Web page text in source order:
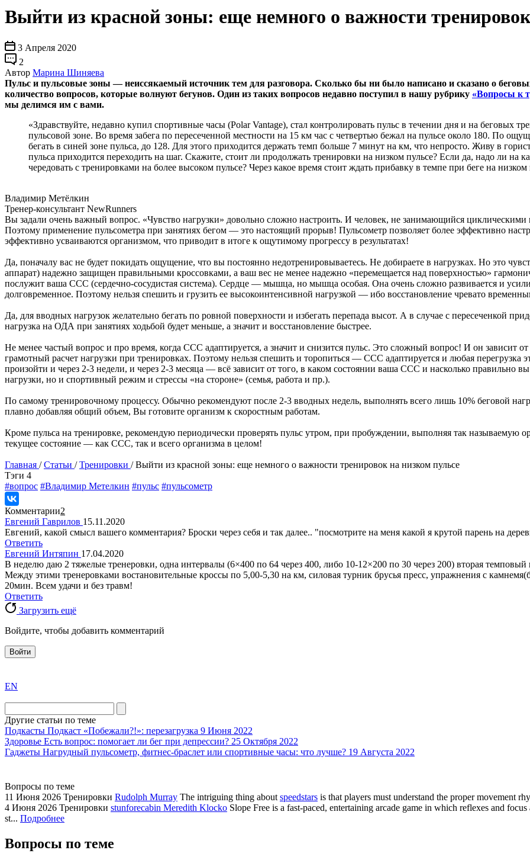
Выйти из красной зоны: еще немного о важности
3 Апреля 2020
2
Автор Марина Шиняева
Пульс и пульсовые зоны — неиссякаемый источник тем для разговора. Сколько бы ни было написано и сказано о
количество вопросов, которые волнуют бегунов. Один из таких вопросов недавно поступил в нашу рубрику «Вопросы к
мы делимся им с вами.
«Здравствуйте, недавно купил спортивные часы (Polar Vantage), стал контролировать пульс в течении дня и на беговых
пульсовой зоне. Во время забега по пересеченной местности на 15 км час с четвертью бежал на пульсе около 180. По
бегать в синей зоне пульса, до 128. Для этого приходится держать темп больше 7 минут на км, что непросто. Живу в
пульса приходится переходить на шаг. Скажите, стоит ли продолжать тренировки на низком пульсе? Если да, надо ли на
чередовать с тренировками на более высоком пульсе? Через какое время стоит ждать прибавку в темпе при беге на низком
Владимир Метёлкин
Тренер-консультант NewRunners
Вы задали очень важный вопрос. «Чувство нагрузки» довольно сложно настроить. И человек, не занимающийся циклическими
Поэтому применение пульсометра при занятиях бегом — это настоящий прорыв! Пульсометр позволяет более эффективно
эффективно усваиваются организмом, что приводит в итоге к ощутимому прогрессу в результатах!
Да, поначалу вас не будет покидать ощущение, что вы постоянно недотренировываетесь. Не добираете в нагрузках. Но это
аппарат) надежно защищен правильными кроссовками, а ваш вес не менее надежно «перемещается над поверхностью»
послужит ваша ССС (сердечно-сосудистая система). Сердце — мышца, но мышца особая. Она очень сложно развивается и
долговременное. Поэтому нельзя спешить и грузить ее высокоинтенсивной нагрузкой — ибо восстановление чревато
Да, для вводных нагрузок желательно бегать по ровной поверхности и избегать перепада высот. А в случае с пересеченкой
нагрузка на ОДА при занятиях ходьбой будет меньше, а значит и восстановление быстрее.
Не менее частый вопрос и про время, когда ССС адаптируется, а значит и снизится пульс. Это сложный вопрос! И он зависит
грамотный расчет нагрузки при тренировках. Поэтому нельзя спешить и торопиться — ССС адаптируется и любая перегрузка
произойти и через 2-3 недели, и через 2-3 месяца — всё зависит от того, в каком состоянии ваша ССС и насколько правильно
нагрузки, но и спортивный режим и стрессы «на стороне» (семья, работа и пр.).
По самому тренировочному процессу. Обычно рекомендуют после 2-3 вводных недель, выполнять всего лишь 10% беговой
плавно добавляя общий объем, Вы готовите организм к скоростным работам.
Кроме пульса на тренировке, рекомендую периодически проверять пульс утром, при пробуждении, выполняя так называемую
текущее состояние — как ССС, так и всего организма в целом!
Главная /Статьи /Тренировки /Выйти из красной зоны: еще немного о важности тренировок на низком пульсе
Tэги 4
#вопрос #Владимир Метелкин #пульс #пульсометр
Комментарии2
Евгений Гаврилов 15.11.2020
Евгений, какой смысл вашего комментария? Броски через себя и так далее.. "посмотрите на меня какой я крутой парень на
Ответить
Евгений Интяпин 17.04.2020
В неделю даю 2 тяжелые тренеровки, одна интервалы (6×400 по 64 через 400, либо 10-12×200 по 30 через 200) вторая
Между этими тренеровками востановительные кроссы по 5,00-5,30 на км, силовая турник брусья пресс, упражнения с
20мин. Всем удачи и без травм!
Ответить
Загрузить ещё
Войдите, чтобы добавить комментарий
Войти
the
division
agent
watch
replica
showcases
swiss
replica
bvlgari
+maserati
EN
Другие статьи по теме
Подкасты Подкаст «Побежали?!»: перезагрузка 9 Июня 2022
Здоровье Есть вопрос: помогает ли бег при депрессии? 25 Октября 2022
Гаджеты Нагрудный пульсометр, фитнес-браслет или спортивные часы: что лучше? 19 Августа 2022
Вопросы по теме
11 Июня 2026 Тренировки Rudolph Murray The intriguing thing about speedstars is that players must understand the proper movement
4 Июня 2026 Тренировки stunforecabin Meredith Klocko Slope Free is a fast-paced, entertaining arcade game in which reflexes and
st... Подробнее
Вопросы по теме